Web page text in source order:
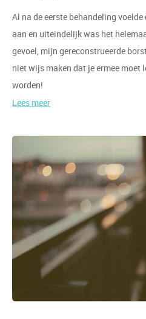
Al na de eerste behandeling
aan en uiteindelijk was het
gevoel, mijn gereconstrueerde
niet wijs maken dat je ermee moet
worden!
Lees meer